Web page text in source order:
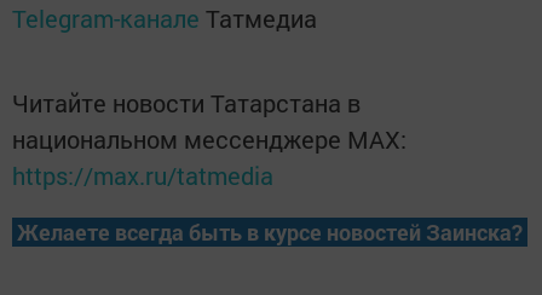
Telegram-канале Татмедиа
Читайте новости Татарстана в
национальном мессенджере MАХ:
https://max.ru/tatmedia
Желаете всегда быть в курсе новостей Заинска?